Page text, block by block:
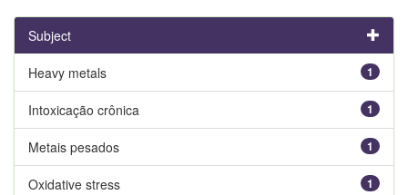
Subject
1
Heavy metals
1
Intoxicação crônica
1
Metais pesados
1
Oxidative stress